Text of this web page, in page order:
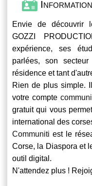
Envie de
GOZZI
expérience, ses
parlées, son
résidence et tant
Rien de plus simple.
votre compte
gratuit qui vous
international des
Communiti est le
Corse, la Diaspora et
outil digital.
N'attendez plus !